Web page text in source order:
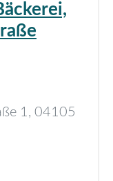
1, 04105